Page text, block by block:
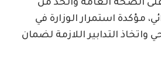
على الصحة العامة والحد من
مؤكدة استمرار الوزارة في
التدابير اللازمة لضمان